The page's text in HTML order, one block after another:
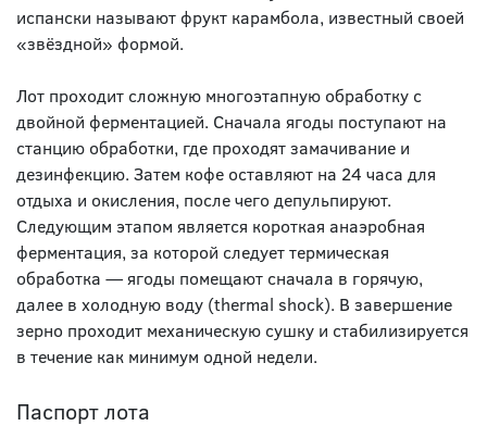
испански называют фрукт карамбола, известный своей
«звёздной» формой.
Лот проходит сложную многоэтапную обработку с
двойной ферментацией. Сначала ягоды поступают на
станцию обработки, где проходят замачивание и
дезинфекцию. Затем кофе оставляют на 24 часа для
отдыха и окисления, после чего депульпируют.
Следующим этапом является короткая анаэробная
ферментация, за которой следует термическая
обработка — ягоды помещают сначала в горячую,
далее в холодную воду (thermal shock). В завершение
зерно проходит механическую сушку и стабилизируется
в течение как минимум одной недели.
Паспорт лота